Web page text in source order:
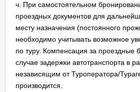
ч. При самостоятельном
проездных документов для
месту назначения (постоянного
необходимо учитывать возможное
по туру. Компенсация за проездные
случае задержки автотранспорта в
независящим от Туроператора/
производится.